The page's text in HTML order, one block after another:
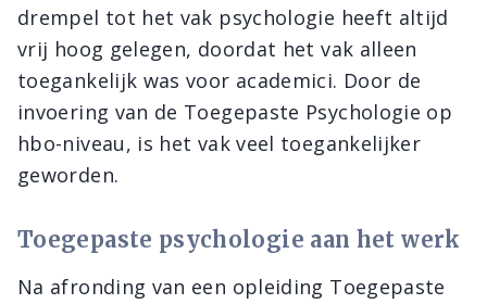
drempel tot het vak psychologie heeft altijd
vrij hoog gelegen, doordat het vak alleen
toegankelijk was voor academici. Door de
invoering van de Toegepaste Psychologie op
hbo-niveau, is het vak veel toegankelijker
geworden.
Toegepaste psychologie aan het werk
Na afronding van een opleiding Toegepaste